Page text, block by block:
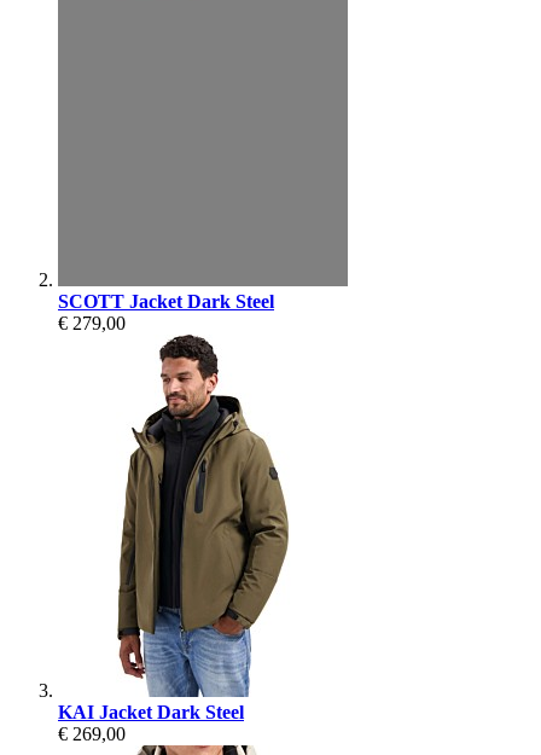
SCOTT Jacket Dark Steel
€ 279,00
KAI Jacket Dark Steel
€ 269,00